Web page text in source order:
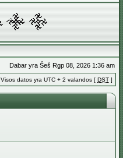
Dabar yra Šeš Rgp 08, 2026 1:36 am
Visos datos yra UTC + 2 valandos [ DST ]